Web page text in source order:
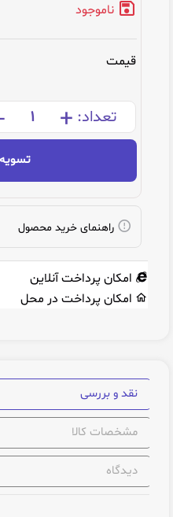
ناموجود
قیمت
تعداد: +
راهنمای خرید محصول
امکان پرداخت آنلاین
امکان پرداخت در محل
نقد و بررسی
مشخصات کالا
دیدگاه